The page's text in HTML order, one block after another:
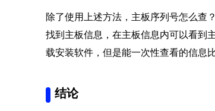
除了使用上述方法，主板序列号怎么查
找到主板信息，在主板信息内可以看到
载安装软件，但是能一次性查看的信息
结论